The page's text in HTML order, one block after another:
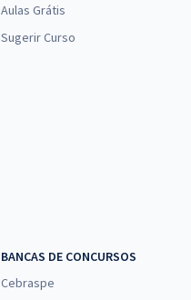
Aulas Grátis
Sugerir Curso
BANCAS DE CONCURSOS
Cebraspe